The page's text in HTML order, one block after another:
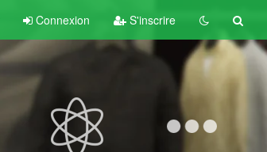
Connexion S'inscrire